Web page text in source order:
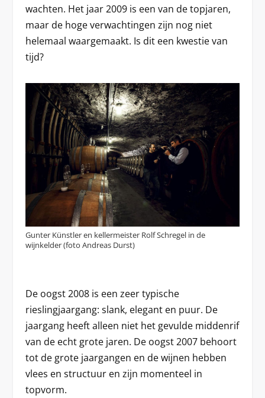
wachten. Het jaar 2009 is een van de topjaren,
maar de hoge verwachtingen zijn nog niet
helemaal waargemaakt. Is dit een kwestie van
tijd?
Gunter Künstler en kellermeister Rolf Schregel in de
wijnkelder (foto Andreas Durst)
De oogst 2008 is een zeer typische
rieslingjaargang: slank, elegant en puur. De
jaargang heeft alleen niet het gevulde middenrif
van de echt grote jaren. De oogst 2007 behoort
tot de grote jaargangen en de wijnen hebben
vlees en structuur en zijn momenteel in
topvorm.